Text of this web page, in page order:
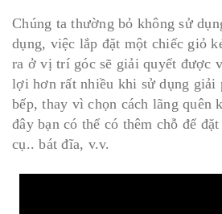
Chúng ta thường bỏ không sử
dụng, việc lắp đặt một chiếc giỏ
ra ở vị trí góc sẽ giải quyết được
lợi hơn rất nhiều khi sử dụng giải
bếp, thay vì chọn cách lãng quên
đây bạn có thể có thêm chỗ để
cụ.. bát đĩa, v.v.